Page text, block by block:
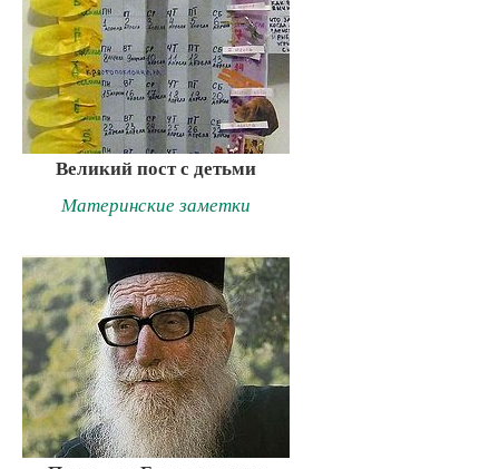
Великий пост с детьми
Материнские заметки